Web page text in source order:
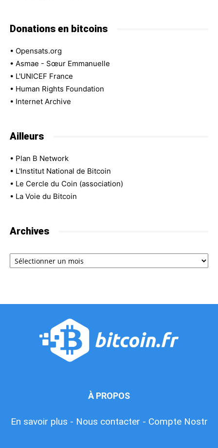
Donations en bitcoins
• Opensats.org
• Asmae - Sœur Emmanuelle
• L'UNICEF France
• Human Rights Foundation
• Internet Archive
Ailleurs
• Plan B Network
• L'Institut National de Bitcoin
• Le Cercle du Coin (association)
• La Voie du Bitcoin
Archives
Archives
À PROPOS
En savoir plus - Nous contacter - Compte Nostr